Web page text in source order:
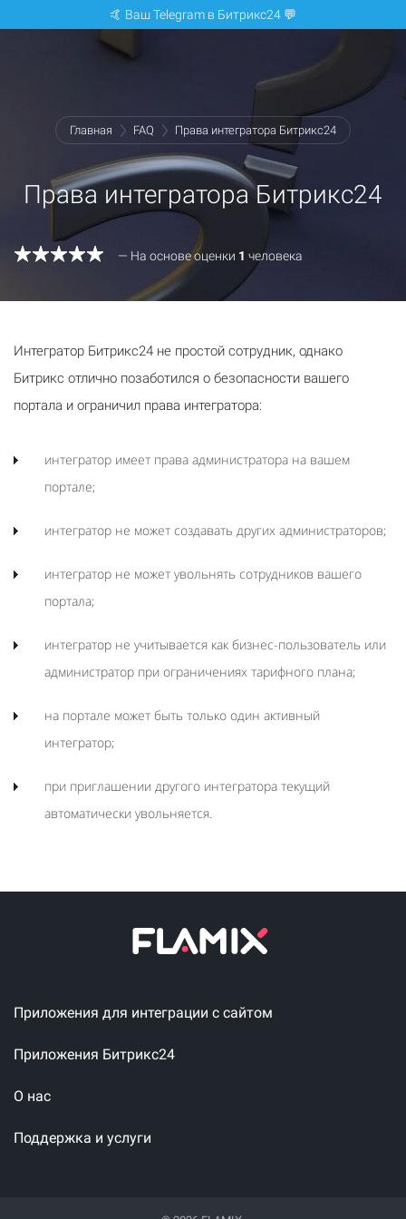
🤙 Ваш Telegram в Битрикс24 💬
Главная FAQ Права интегратора Битрикс24
Права интегратора Битрикс24
— На основе оценки 1 человека
Интегратор Битрикс24 не простой сотрудник, однако
Битрикс отлично позаботился о безопасности вашего
портала и ограничил права интегратора:
интегратор имеет права администратора на вашем
портале;
интегратор не может создавать других администраторов;
интегратор не может увольнять сотрудников вашего
портала;
интегратор не учитывается как бизнес-пользователь или
администратор при ограничениях тарифного плана;
на портале может быть только один активный
интегратор;
при приглашении другого интегратора текущий
автоматически увольняется.
Приложения для интеграции с сайтом
Приложения Битрикс24
О нас
Поддержка и услуги